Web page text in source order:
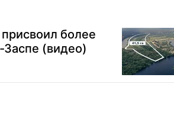
более
Заспе (видео)